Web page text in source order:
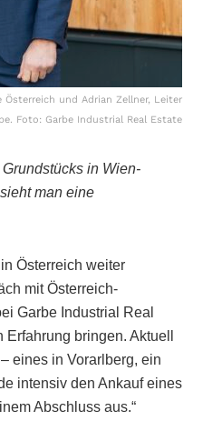
Österreich und Adrian Zellner, Leiter
Foto: Garbe Industrial Real Estate
in Wien-
man eine
Österreich weiter
mit Österreich-
Garbe Industrial Real
bringen. Aktuell
eines in Vorarlberg, ein
intensiv den Ankauf eines
Abschluss aus.“